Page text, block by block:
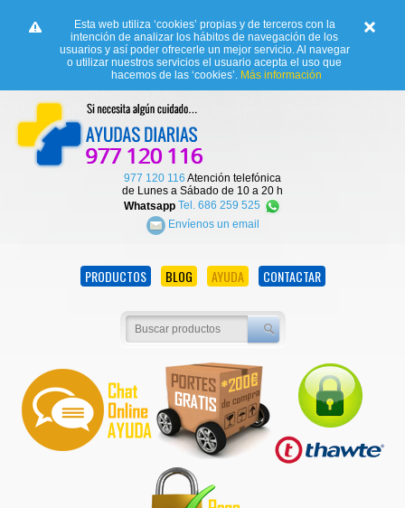
Esta web utiliza ‘cookies’ propias y de terceros con la
intención de analizar los hábitos de navegación de los
usuarios y así poder ofrecerle un mejor servicio. Al navegar
o utilizar nuestros servicios el usuario acepta el uso que
hacemos de las ‘cookies’. Más información
977 120 116 Atención telefónica
de Lunes a Sábado de 10 a 20 h
Whatsapp Tel. 686 259 525
Envíenos un email
PRODUCTOS BLOG AYUDA CONTACTAR